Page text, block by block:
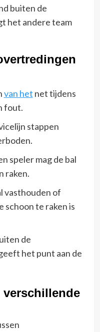
buiten de
het andere team
van het net tijdens
fout.
stappen
speler mag de bal
raken.
vasthouden of
schoon te raken is
de
het punt aan de
verschillende